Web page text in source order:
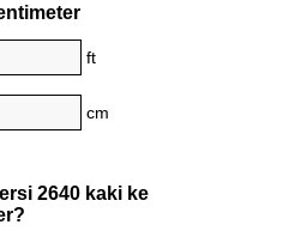
ft
cm
2640 kaki ke